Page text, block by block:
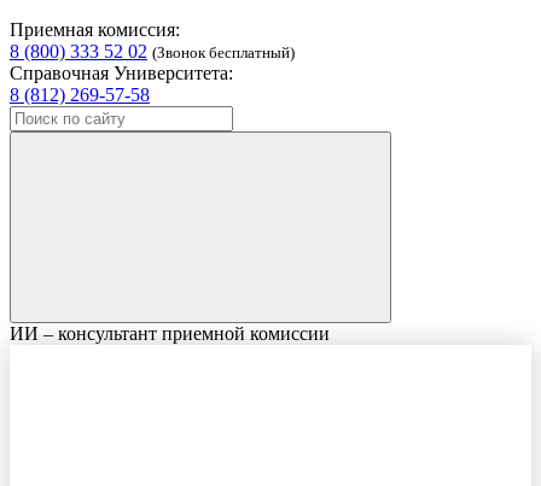
Приемная комиссия:
8 (800) 333 52 02 (Звонок бесплатный)
Справочная Университета:
8 (812) 269-57-58
ИИ – консультант приемной комиссии